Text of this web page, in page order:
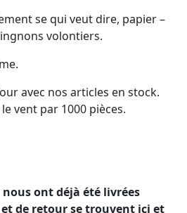
se qui veut dire, papier –
volontiers.
avec nos articles en stock.
vent par 1000 pièces.
ont déjà été livrées
de retour se trouvent ici et